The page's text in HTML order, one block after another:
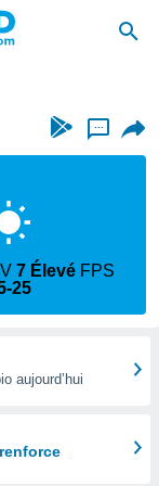
...
7 Élevé FPS
25
aujourd’hui